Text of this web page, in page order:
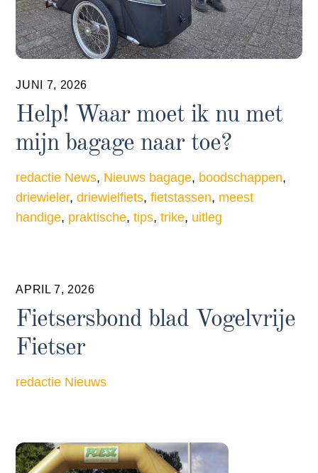
JUNI 7, 2026
Help! Waar moet ik nu met
mijn bagage naar toe?
redactie News, Nieuws bagage, boodschappen,
driewieler,driewielfiets,fietstassen, meest
handige, praktische,tips,trike, uitleg
APRIL 7, 2026
Fietsersbond blad Vogelvrije
Fietser
redactie Nieuws